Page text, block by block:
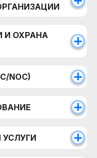
И ОХРАНА
NOC)